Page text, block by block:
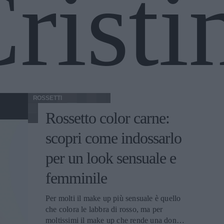
ROSSETTI
Rossetto color carne:
scopri come indossarlo
per un look sensuale e
femminile
Per molti il make up più sensuale è quello
che colora le labbra di rosso, ma per
moltissimi il make up che rende una donna